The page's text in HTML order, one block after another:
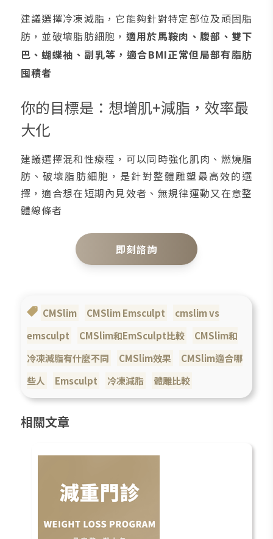
建議選擇冷凍減脂，它能夠針對特定部位及頑固脂
肪，並破壞脂肪細胞， 適用於馬鞍肉、腹部、雙下
巴、蝴蝶袖、副乳等，適合BMI正常但局部有脂肪
囤積者
你的目標是：想增肌+減脂，效率最
大化
建議選擇混和性療程，可以同時強化肌肉、燃燒脂
肪、破壞脂肪細胞，是針對整體雕塑最高效的選
擇，適合想在短期內見效者、無規律運動又在意整
體線條者
即刻諮詢
CMSlim CMSlim Emsculpt
cmslim vs
emsculpt
CMSlim和EmSculpt比較
CMSlim和
冷凍減脂有什麼不同
CMSlim效果
CMSlim適合哪
些人
Emsculpt 冷凍減脂 體雕比較
相關文章